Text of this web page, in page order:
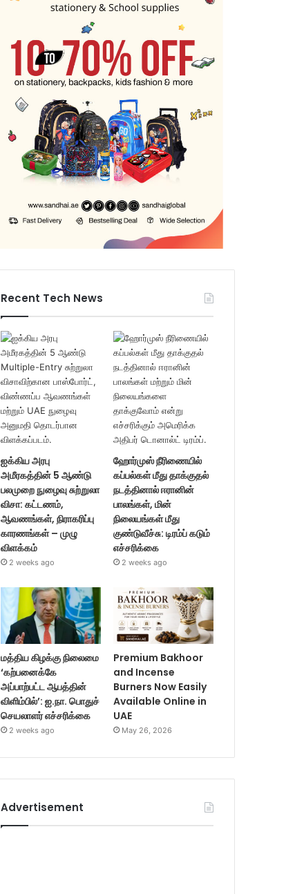
Recent Tech News
ஐக்கிய அரபு
அமீரகத்தின் 5 ஆண்டு
பலமுறை நுழைவு சுற்றுலா
விசா: கட்டணம்,
ஆவணங்கள், நிராகரிப்பு
காரணங்கள் – முழு
விளக்கம்
2 weeks ago
ஹோர்முஸ் நீரிணையில்
கப்பல்கள் மீது தாக்குதல்
நடத்தினால் ஈரானின்
பாலங்கள், மின்
நிலையங்கள் மீது
குண்டுவீச்சு: டிரம்ப் கடும்
எச்சரிக்கை
2 weeks ago
மத்திய கிழக்கு நிலைமை
‘கற்பனைக்கே
அப்பாற்பட்ட ஆபத்தின்
விளிம்பில்’: ஐ.நா. பொதுச்
செயலாளர் எச்சரிக்கை
2 weeks ago
Premium Bakhoor
and Incense
Burners Now Easily
Available Online in
UAE
May 26, 2026
Advertisement